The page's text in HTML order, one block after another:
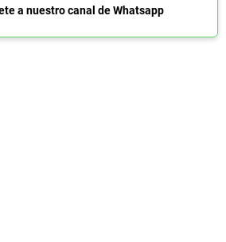
a nuestro canal de Whatsapp